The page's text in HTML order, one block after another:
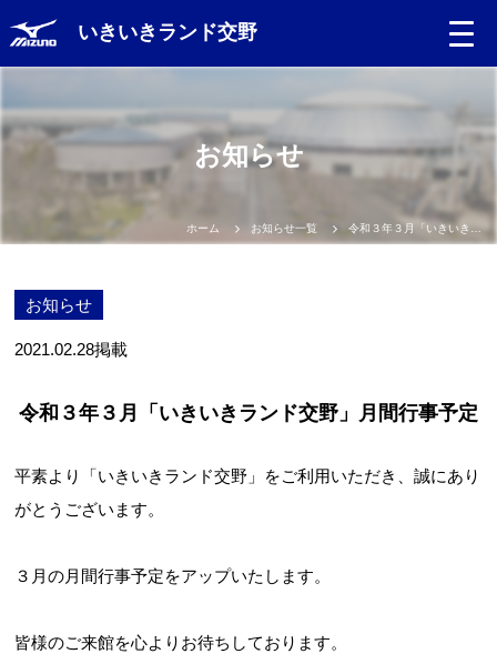
いきいきランド交野
交野市施設予約システム
お知らせ
ホーム お知らせ一覧
お知らせ
2021.02.28掲載
令和３年３月「いきいきランド交野」月間行事予定
平素より「いきいきランド交野」をご利用いただき、誠にあり
がとうございます。
３月の月間行事予定をアップいたします。
皆様のご来館を心よりお待ちしております。